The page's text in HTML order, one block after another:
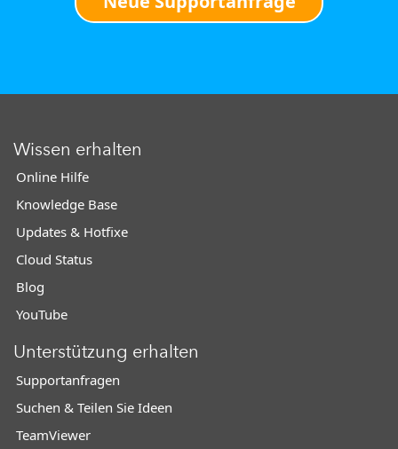
Wissen erhalten
Online Hilfe
Knowledge Base
Updates & Hotfixe
Cloud Status
Blog
YouTube
Unterstützung erhalten
Supportanfragen
Suchen & Teilen Sie Ideen
TeamViewer